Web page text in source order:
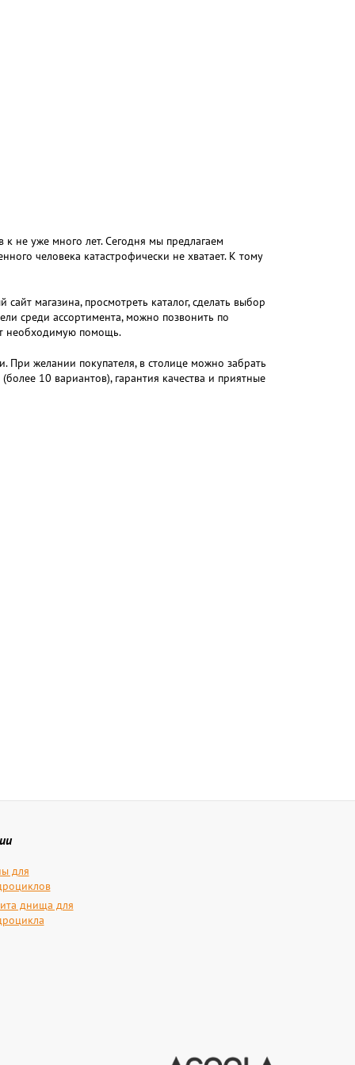
не уже много лет. Сегодня мы предлагаем
человека катастрофически не хватает. К тому
магазина, просмотреть каталог, сделать выбор
среди ассортимента, можно позвонить по
необходимую помощь.
При желании покупателя, в столице можно забрать
10 вариантов), гарантия качества и приятные
для
днища для